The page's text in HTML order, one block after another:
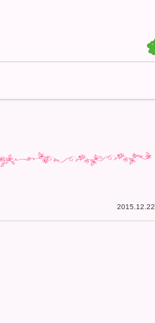
2015.12.22